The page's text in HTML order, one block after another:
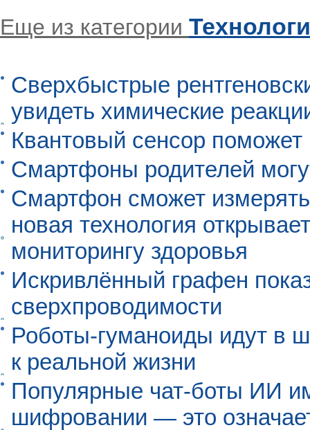
Еще из категории
Сверхбыстрые
увидеть химические
Квантовый сенсор
Смартфоны родителей
Смартфон сможет
новая технология
мониторингу здоровья
Искривлённый графен
сверхпроводимости
Роботы-гуманоиды идут в
к реальной жизни
Популярные чат-боты ИИ
шифровании — это